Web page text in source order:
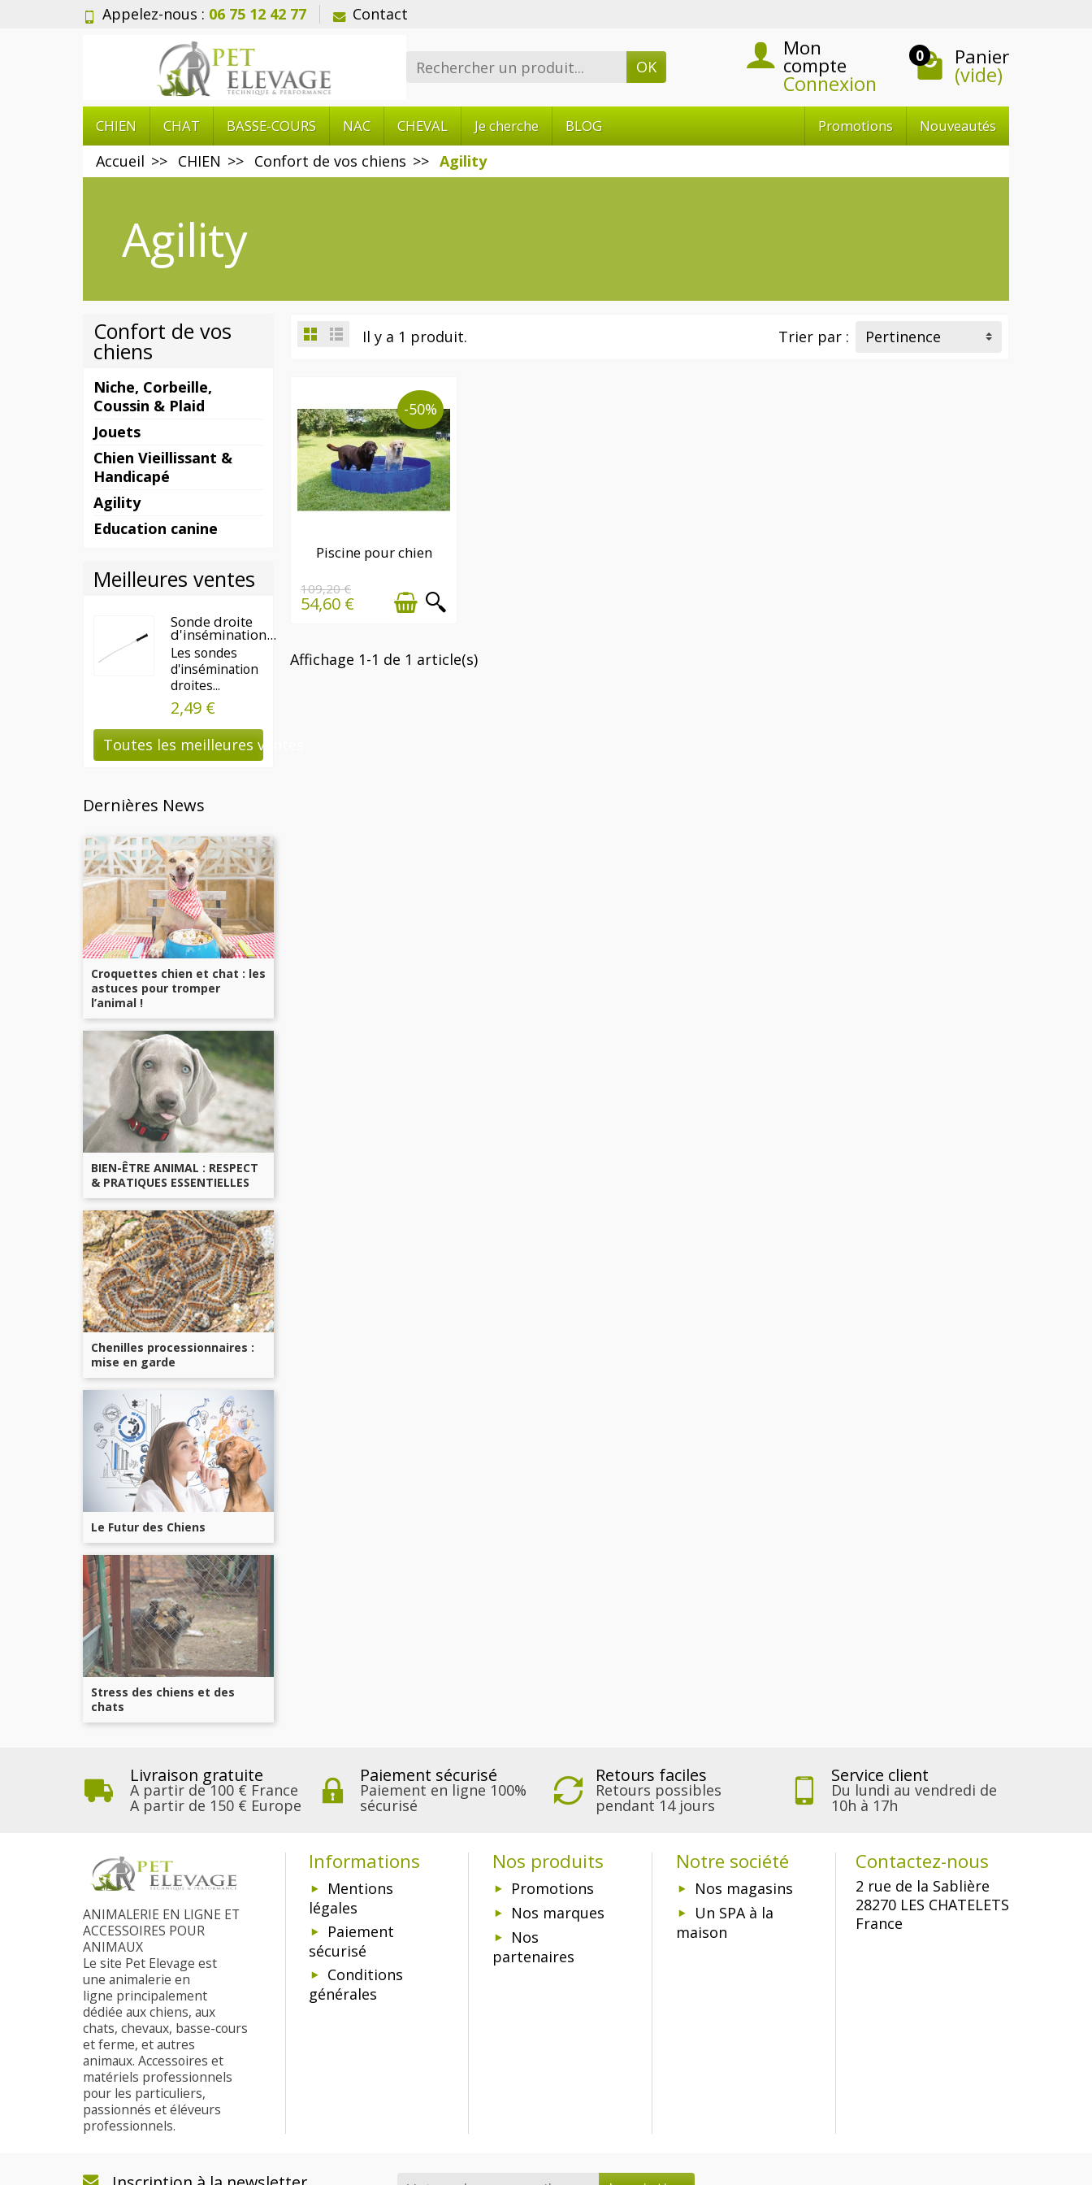
Appelez-nous : 06 75 12 42 77 Contact
OK
Mon
compte
Connexion
0 Panier
(vide)
CHIEN CHAT BASSE-COURS NAC CHEVAL Je cherche BLOG Promotions Nouveautés
Accueil CHIEN Confort de vos chiens Agility
Agility
Confort de vos
chiens
Niche, Corbeille,
Coussin & Plaid
Jouets
Chien Vieillissant &
Handicapé
Agility
Education canine
Meilleures ventes
Sonde droite
d'insémination...
Les sondes
d'insémination
droites...
2,49 €
Toutes les meilleures ventes
Dernières News
Croquettes chien et chat : les
astuces pour tromper
l’animal !
BIEN-ÊTRE ANIMAL : RESPECT
& PRATIQUES ESSENTIELLES
Chenilles processionnaires :
mise en garde
Le Futur des Chiens
Stress des chiens et des
chats
Il y a 1 produit. Trier par : Pertinence
-50%
DERNIÈRE(S)
DISPONIBLE(S)
Piscine pour chien
109,20 €
54,60 €
Affichage 1-1 de 1 article(s)
Livraison gratuite
A partir de 100 € France
A partir de 150 € Europe
Paiement sécurisé
Paiement en ligne 100%
sécurisé
Retours faciles
Retours possibles
pendant 14 jours
Service client
Du lundi au vendredi de
10h à 17h
ANIMALERIE EN LIGNE ET
ACCESSOIRES POUR
ANIMAUX
Le site Pet Elevage est
une animalerie en
ligne principalement
dédiée aux chiens, aux
chats, chevaux, basse-cours
et ferme, et autres
animaux. Accessoires et
matériels professionnels
pour les particuliers,
passionnés et éléveurs
professionnels.
Informations
Mentions
légales
Paiement
sécurisé
Conditions
générales
Nos produits
Promotions
Nos marques
Nos
partenaires
Notre société
Nos magasins
Un SPA à la
maison
Contactez-nous
2 rue de la Sablière
28270 LES CHATELETS
France